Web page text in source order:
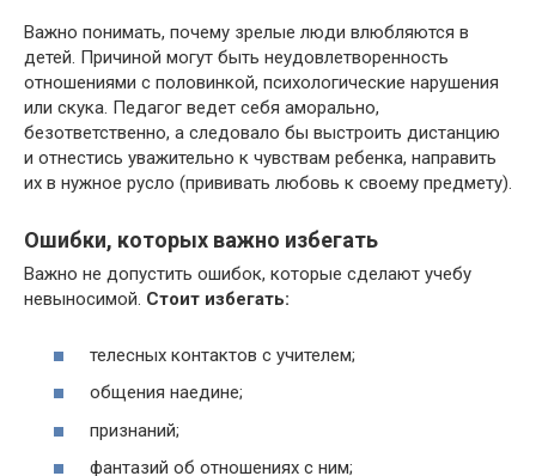
Важно понимать, почему зрелые люди влюбляются в
детей. Причиной могут быть неудовлетворенность
отношениями с половинкой, психологические нарушения
или скука. Педагог ведет себя аморально,
безответственно, а следовало бы выстроить дистанцию
и отнестись уважительно к чувствам ребенка, направить
их в нужное русло (прививать любовь к своему предмету).
Ошибки, которых важно избегать
Важно не допустить ошибок, которые сделают учебу
невыносимой. Стоит избегать:
телесных контактов с учителем;
общения наедине;
признаний;
фантазий об отношениях с ним;